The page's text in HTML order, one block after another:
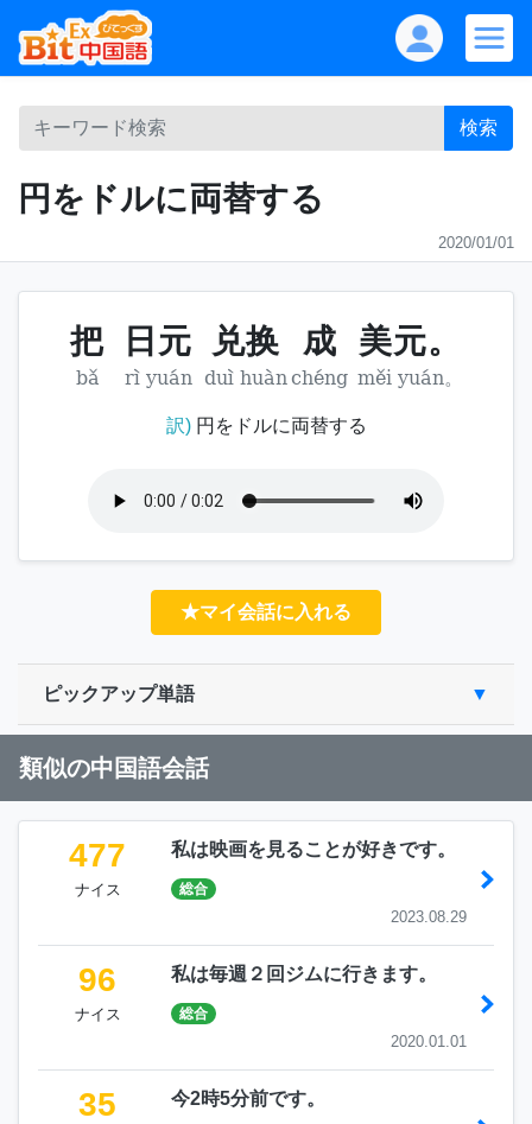
検索
円をドルに両替する
2020/01/01
把 日元 兑换 成 美元。
bǎ rì yuán duì huànchéng měi yuán。
訳)円をドルに両替する
★マイ会話に入れる
ピックアップ単語
類似の中国語会話
477
ナイス
私は映画を見ることが好きです。
総合
2023.08.29
96
ナイス
私は毎週２回ジムに行きます。
総合
2020.01.01
35 今2時5分前です。